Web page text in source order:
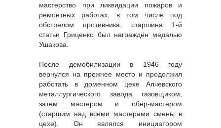
мастерство при ликвидации пожаров и
ремонтных работах, в том числе под
обстрелом противника, старшина 1-й
статьи Гриценко был награждён медалью
Ушакова.
После демобилизации в 1946 году
вернулся на прежнее место и продолжил
работать в доменном цехе Алчевского
металлургического завода газовщиком,
затем мастером и обер-мастером
(старшим над всеми мастерами смены в
цехе). Он являлся инициатором